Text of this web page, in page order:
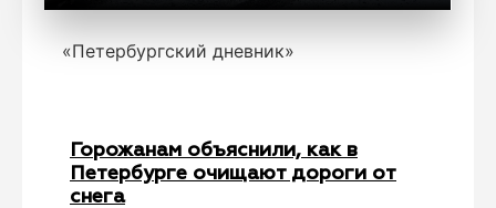
«Петербургский дневник»
Горожанам объяснили, как в
Петербурге очищают дороги от
снега